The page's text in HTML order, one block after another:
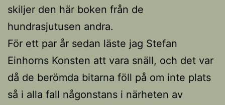
skiljer den här boken från de
hundrasjutusen andra.
För ett par år sedan läste jag Stefan
Einhorns Konsten att vara snäll, och det var
då de berömda bitarna föll på om inte plats
så i alla fall någonstans i närheten av